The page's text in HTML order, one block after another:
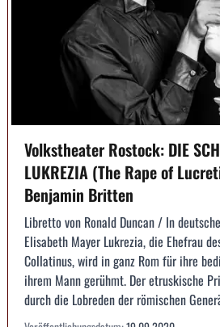
Volkstheater Rostock: DIE
LUKREZIA (The Rape of
Benjamin Britten
Libretto von Ronald Duncan / In
Elisabeth Mayer Lukrezia, die Ehefrau
Collatinus, wird in ganz Rom für ihre
ihrem Mann gerühmt. Der etruskische
durch die Lobreden der römischen